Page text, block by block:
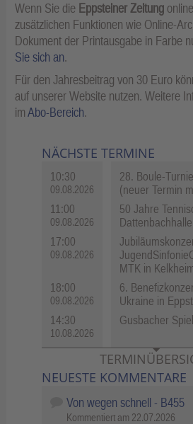
Wenn Sie die Eppsteiner Zeitung
zusätzlichen Funktionen wie Online-
Dokument der Printausgabe in Farbe
Sie sich an.
Für den Jahresbeitrag von 30 Euro
auf unserer Website nutzen. Weitere
imAbo-Bereich.
NÄCHSTE TERMINE
10:30
09.08.2026
28. Boule-
(neuer Termin
11:00
09.08.2026
50 Jahre
Dattenbachhalle
17:00
09.08.2026
MTK in
18:00
09.08.2026
6.
Ukraine in
14:30
10.08.2026
Gusbacher
NEUESTE KOMMENTARE
Von wegen schnell - B455
Kommentiert am 22.07.2026